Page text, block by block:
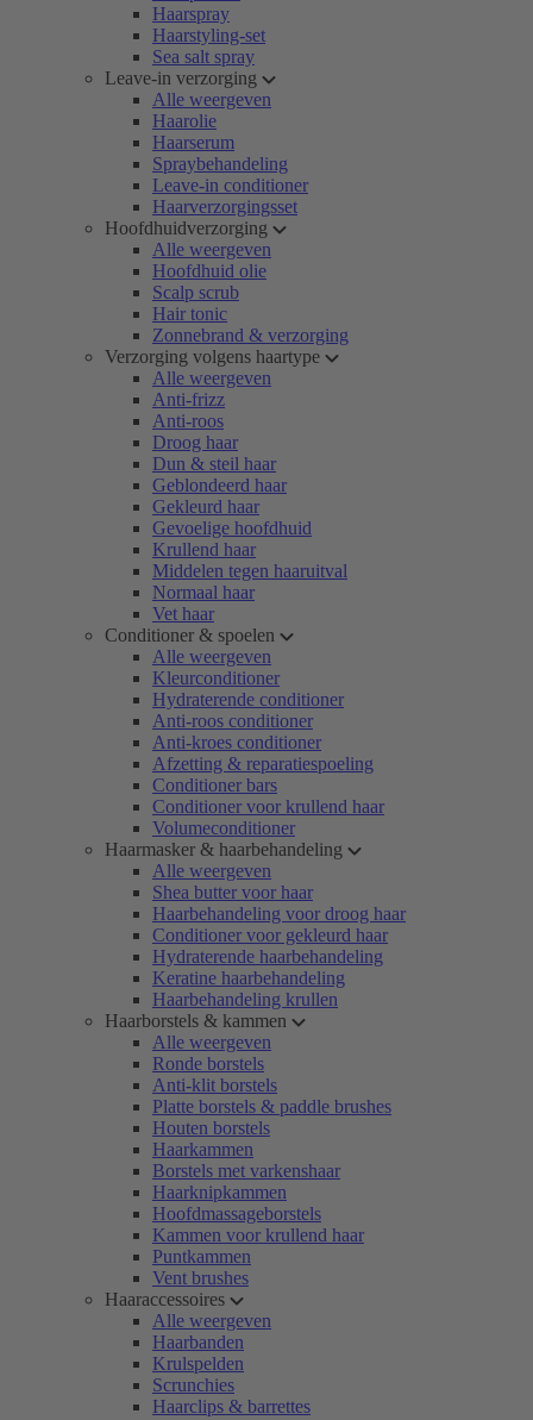
Haarspray
Haarstyling-set
Sea salt spray
Leave-in verzorging
Alle weergeven
Haarolie
Haarserum
Spraybehandeling
Leave-in conditioner
Haarverzorgingsset
Hoofdhuidverzorging
Alle weergeven
Hoofdhuid olie
Scalp scrub
Hair tonic
Zonnebrand & verzorging
Verzorging volgens haartype
Alle weergeven
Anti-frizz
Anti-roos
Droog haar
Dun & steil haar
Geblondeerd haar
Gekleurd haar
Gevoelige hoofdhuid
Krullend haar
Middelen tegen haaruitval
Normaal haar
Vet haar
Conditioner & spoelen
Alle weergeven
Kleurconditioner
Hydraterende conditioner
Anti-roos conditioner
Anti-kroes conditioner
Afzetting & reparatiespoeling
Conditioner bars
Conditioner voor krullend haar
Volumeconditioner
Haarmasker & haarbehandeling
Alle weergeven
Shea butter voor haar
Haarbehandeling voor droog haar
Conditioner voor gekleurd haar
Hydraterende haarbehandeling
Keratine haarbehandeling
Haarbehandeling krullen
Haarborstels & kammen
Alle weergeven
Ronde borstels
Anti-klit borstels
Platte borstels & paddle brushes
Houten borstels
Haarkammen
Borstels met varkenshaar
Haarknipkammen
Hoofdmassageborstels
Kammen voor krullend haar
Puntkammen
Vent brushes
Haaraccessoires
Alle weergeven
Haarbanden
Krulspelden
Scrunchies
Haarclips & barrettes